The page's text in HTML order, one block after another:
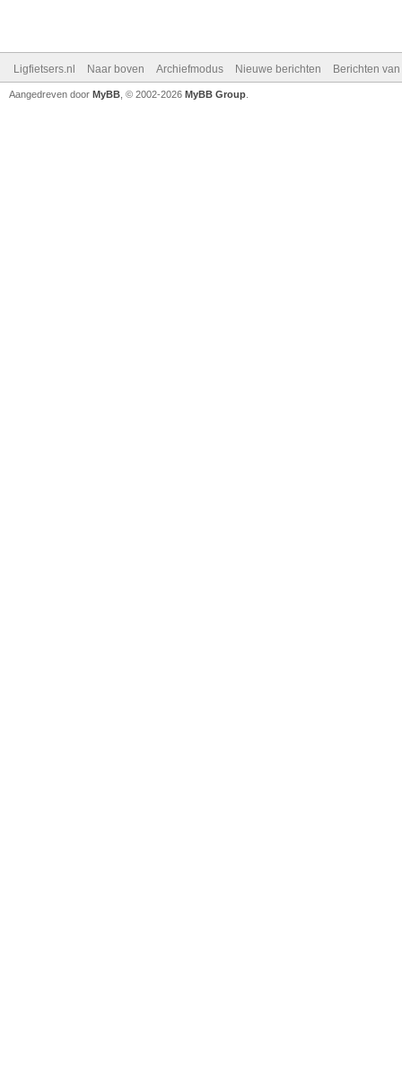
Ligfietsers.nl Naar boven Archiefmodus Nieuwe berichten Berichten
Aangedreven door MyBB , © 2002-2026 MyBB Group